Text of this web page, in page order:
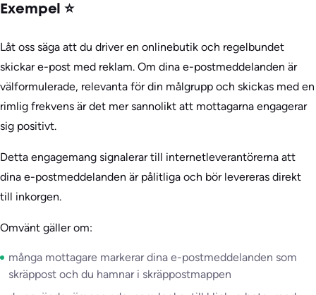
Exempel ⭐
Låt oss säga att du driver en onlinebutik och regelbundet
skickar e-post med reklam. Om dina e-postmeddelanden är
välformulerade, relevanta för din målgrupp och skickas med en
rimlig frekvens är det mer sannolikt att mottagarna engagerar
sig positivt.
Detta engagemang signalerar till internetleverantörerna att
dina e-postmeddelanden är pålitliga och bör levereras direkt
till inkorgen.
Omvänt gäller om:
många mottagare markerar dina e-postmeddelanden som
skräppost och du hamnar i skräppostmappen